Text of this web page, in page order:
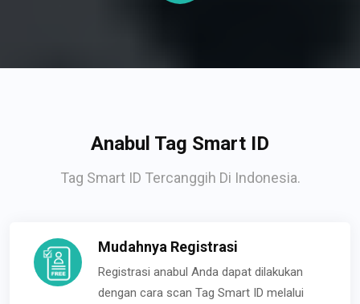
Anabul Tag Smart ID
Tag Smart ID Tercanggih Di Indonesia.
Mudahnya Registrasi
Registrasi anabul Anda dapat dilakukan
dengan cara scan Tag Smart ID melalui